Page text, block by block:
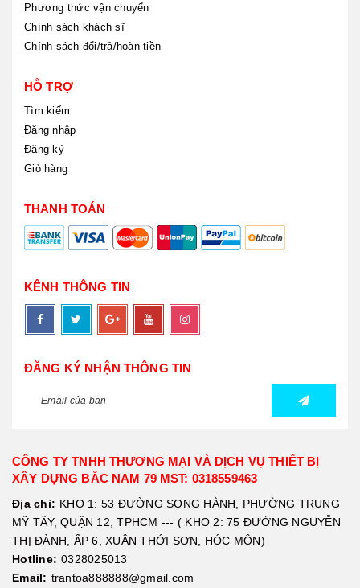
Phương thức vận chuyển
Chính sách khách sĩ
Chính sách đổi/trả/hoàn tiền
HỖ TRỢ
Tìm kiếm
Đăng nhập
Đăng ký
Giỏ hàng
THANH TOÁN
KÊNH THÔNG TIN
ĐĂNG KÝ NHẬN THÔNG TIN
CÔNG TY TNHH THƯƠNG MẠI VÀ DỊCH VỤ THIẾT BỊ
XÂY DỰNG BẮC NAM 79 MST: 0318559463
Địa chỉ: KHO 1: 53 ĐƯỜNG SONG HÀNH, PHƯỜNG TRUNG
MỸ TÂY, QUẬN 12, TPHCM --- ( KHO 2: 75 ĐƯỜNG NGUYỄN
THỊ ĐÀNH, ẤP 6, XUÂN THỚI SƠN, HÓC MÔN)
Hotline: 0328025013
Email: trantoa888888@gmail.com